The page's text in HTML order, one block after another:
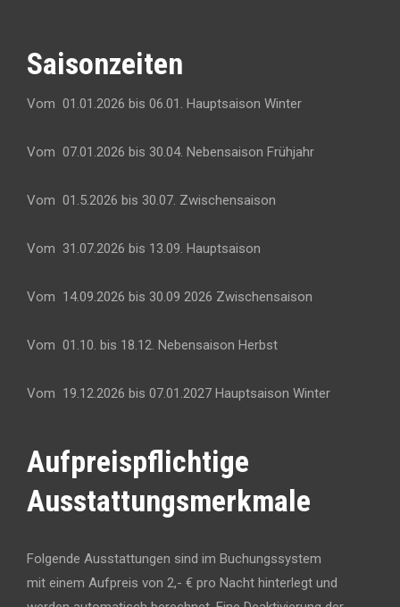
Saisonzeiten
Vom 01.01.2026 bis 06.01. Hauptsaison Winter
Vom 07.01.2026 bis 30.04. Nebensaison Frühjahr
Vom 01.5.2026 bis 30.07. Zwischensaison
Vom 31.07.2026 bis 13.09. Hauptsaison
Vom 14.09.2026 bis 30.09 2026 Zwischensaison
Vom 01.10. bis 18.12. Nebensaison Herbst
Vom 19.12.2026 bis 07.01.2027 Hauptsaison Winter
Aufpreispflichtige
Ausstattungsmerkmale
Folgende Ausstattungen sind im Buchungssystem
mit einem Aufpreis von 2,- € pro Nacht hinterlegt und